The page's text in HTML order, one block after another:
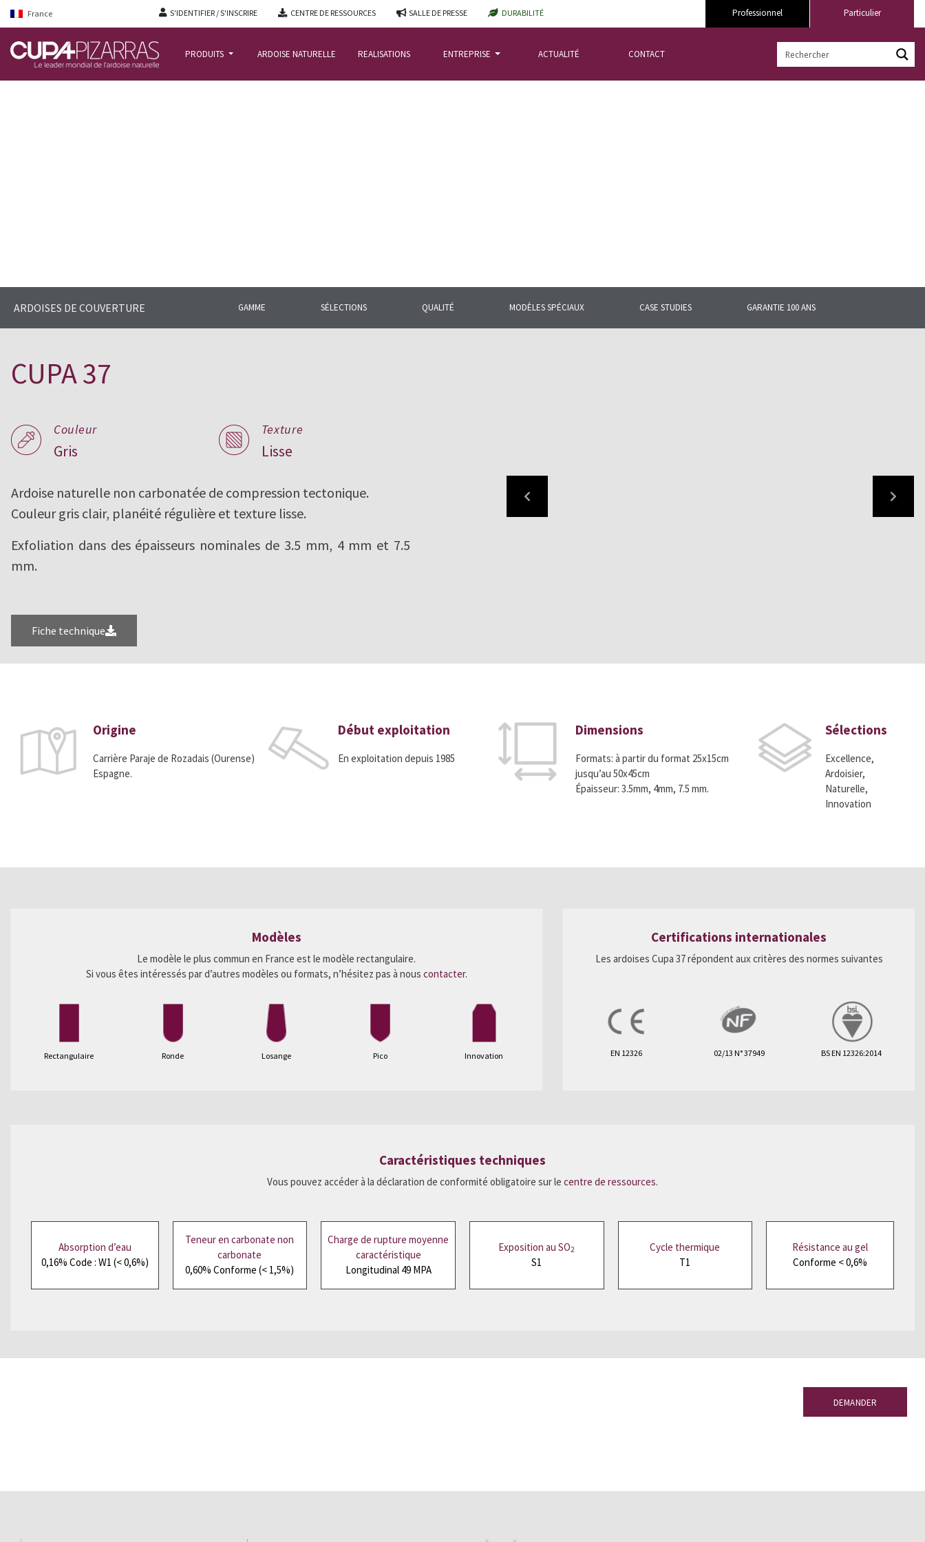
France S'IDENTIFIER / S'INSCRIRE CENTRE DE RESSOURCES SALLE DE PRESSE DURABILITÉ Particulier
Professionnel
PRODUITS ARDOISE NATURELLE REALISATIONS ENTREPRISE ACTUALITÉ CONTACT
CUPA PIZARRAS produit depuis 1892 la plus large
gamme d’ardoise naturelle pour toitures et façades.
ARDOISES DE COUVERTURE GAMME SÉLECTIONS QUALITÉ MODÈLES SPÉCIAUX CASE STUDIES GARANTIE 100 ANS
CUPA 37
Couleur
Gris
Texture
Lisse
Ardoise naturelle non carbonatée de compression tectonique.
Couleur gris clair, planéité régulière et texture lisse.
Exfoliation dans des épaisseurs nominales de 3.5 mm, 4 mm et 7.5
mm.
Fiche technique
Origine
Carrière Paraje de Rozadais (Ourense)
Espagne.
Début exploitation
En exploitation depuis 1985
Dimensions
Formats: à partir du format 25x15cm
jusqu’au 50x45cm
Épaisseur: 3.5mm, 4mm, 7.5 mm.
Sélections
Excellence,
Ardoisier,
Naturelle,
Innovation
Modèles
Le modèle le plus commun en France est le modèle rectangulaire.
Si vous êtes intéressés par d’autres modèles ou formats, n’hésitez pas à nous contacter.
Rectangulaire Ronde Losange Pico Innovation
Certifications internationales
Les ardoises Cupa 37 répondent aux critères des normes suivantes
EN 12326 02/13 N° 37949 BS EN 12326:2014
Caractéristiques techniques
Vous pouvez accéder à la déclaration de conformité obligatoire sur le centre de ressources.
Absorption d’eau
0,16% Code : W1 (< 0,6%)
Teneur en carbonate non
carbonate
0,60% Conforme (< 1,5%)
Charge de rupture moyenne
caractéristique
Longitudinal 49 MPA
Exposition au SO2
S1
Cycle thermique
T1
Résistance au gel
Conforme < 0,6%
DEMANDER